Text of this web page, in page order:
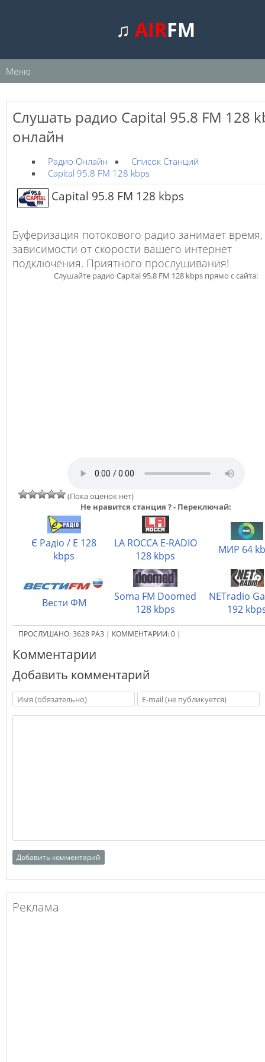
♫AIRFM
Меню
Слушать радио Capital 95.8 FM 128
онлайн
Радио Онлайн
Список Станций
Capital 95.8 FM 128 kbps
Capital 95.8 FM 128 kbps
Буферизация потокового радио занимает время,
зависимости от скорости вашего интернет
подключения. Приятного прослушивания!
Слушайте радио Capital 95.8 FM 128 kbps прямо с сайта:
(Пока оценок нет)
Не нравится станция ? - Переключай:
Є Радіо / Е 128
kbps
LA ROCCA E-RADIO
128 kbps
МИР 64
Вести ФМ
Soma FM Doomed
128 kbps
NETradio
192
ПРОСЛУШАНО:3628 РАЗ | КОММЕНТАРИИ:0 |
Комментарии
Добавить комментарий
Реклама